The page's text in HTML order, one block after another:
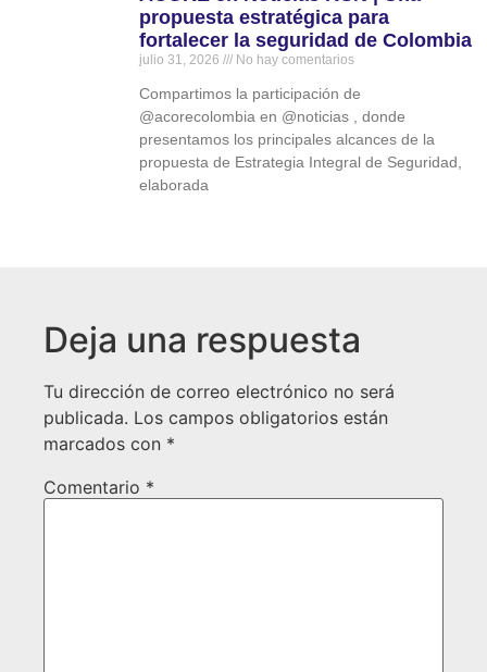
propuesta estratégica para
fortalecer la seguridad de Colombia
julio 31, 2026 No hay comentarios
Compartimos la participación de
‪@acorecolombia‬ en ‪@noticias‬ , donde
presentamos los principales alcances de la
propuesta de Estrategia Integral de Seguridad,
elaborada
Deja una respuesta
Tu dirección de correo electrónico no será
publicada. Los campos obligatorios están
marcados con *
Comentario *